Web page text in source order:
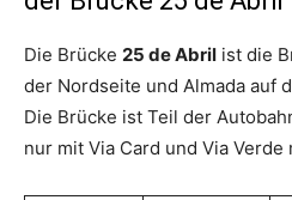
Die Brücke 25 de Abril ist die
der Nordseite und Almada auf
Die Brücke ist Teil der
nur mit Via Card und Via Verde